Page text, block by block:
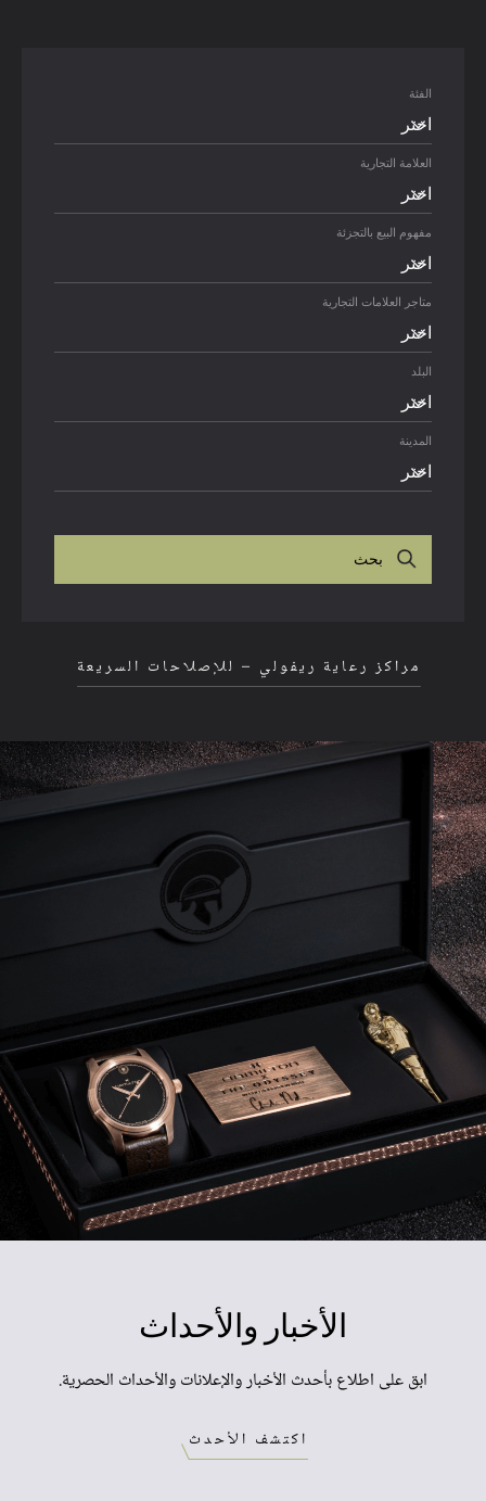
الفئة
اختر
العلامة التجارية
اختر
مفهوم البيع بالتجزئة
اختر
متاجر العلامات التجارية
اختر
البلد
اختر
المدينة
اختر
بحث
مراكز رعاية ريفولي – للإصلاحات السريعة
الأخبار والأحداث
ابق على اطلاع بأحدث الأخبار والإعلانات والأحداث الحصرية.
اكتشف الأحدث